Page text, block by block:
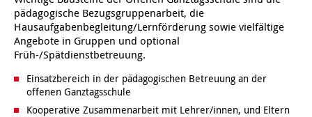
Ortsverein Arnum
Ortsverein Barsinghausen
Ortsverein Bennigsen
Ortsverein Godshorn
Ortsverein Garbsen
Ortsverein Fuhrberg
Kindertagesstätte Freytagstraße
Kindertagesstätte Gehägestraße
Kindertagesstätte Gottfried-Keller-Straße /
Familienzentrum
Kindertagesstätte Elmstraße / Familienzentrum
Kindertagesstätte Freudenthalstraße /
Kindertagesstätte Freytagstraße
Kindertagesstätte Pfarrlandplatz
Kindertagesstätte Rosenbergstraße
Hort Salzmannstraße
Kindertagesstätte Mühenkamp / Familienzentrum
Kindertagesstätte Petermannstraße /
Kindertagesstätte Schweriner Straße /
Familienzentrum
Life Kinetik
Yoga in der Schwangerschaft
Online Pflege- und Seniorenberatung
Helfende Hände
Pflege und Wohnen
Beratungsangebote
Jugendwohnen im Stadtteil
Ältere Menschen
Behördenbegleitung und Formularausfüllhilfe
Mehrsprachige Beratung
Migration
Berufssprachkurse
Menschen mit Behinderungen
pädagogische Bezugsgruppenarbeit, die
Hausaufgabenbegleitung/Lernförderung sowie vielfältige
Angebote in Gruppen und optional
Früh-/Spätdienstbetreuung.
Einsatzbereich in der pädagogischen Betreuung an der
offenen Ganztagsschule
Kooperative Zusammenarbeit mit Lehrer/innen, und Eltern